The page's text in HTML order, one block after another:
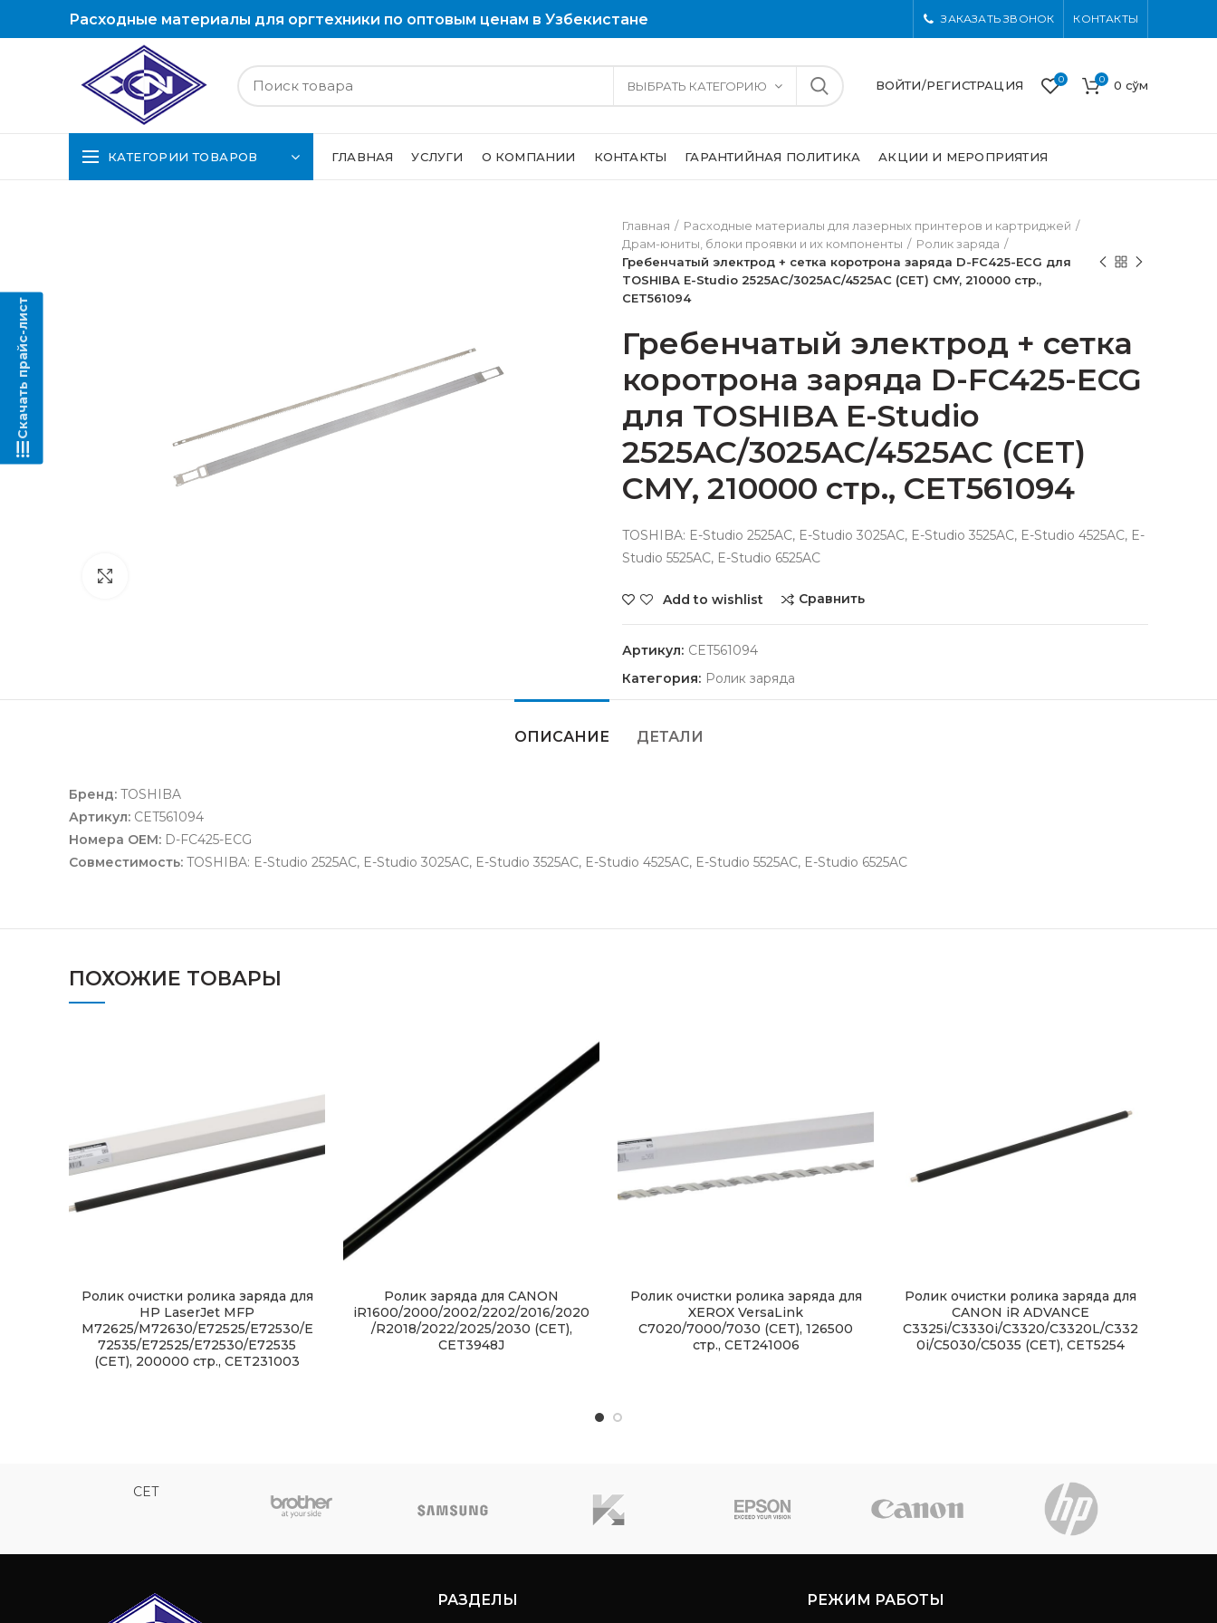
Расходные материалы для оргтехники по оптовым ценам в Узбекистане ЗАКАЗАТЬ ЗВОНОК КОНТАКТЫ
ВЫБРАТЬ КАТЕГОРИЮ ВОЙТИ/РЕГИСТРАЦИЯ 0 0 0 сўм
КАТЕГОРИИ ТОВАРОВ ГЛАВНАЯ УСЛУГИ О КОМПАНИИ КОНТАКТЫ ГАРАНТИЙНАЯ ПОЛИТИКА АКЦИИ И МЕРОПРИЯТИЯ
Главная
Расходные материалы для лазерных принтеров и картриджей
Драм-юниты, блоки проявки и их компоненты
Ролик заряда
Гребенчатый электрод + сетка коротрона заряда D-FC425-ECG для
TOSHIBA E-Studio 2525AC/3025AC/4525AC (CET) CMY, 210000 стр.,
CET561094
Гребенчатый электрод + сетка
коротрона заряда D-FC425-ECG
для TOSHIBA E-Studio
2525AC/3025AC/4525AC (CET)
CMY, 210000 стр., CET561094
TOSHIBA: E-Studio 2525AC, E-Studio 3025AC, E-Studio 3525AC, E-Studio 4525AC, E-
Studio 5525AC, E-Studio 6525AC
Add to wishlist Сравнить
Артикул: CET561094
Категория: Ролик заряда
ОПИСАНИЕ ДЕТАЛИ
Бренд: TOSHIBA
Артикул: CET561094
Номера OEM: D-FC425-ECG
Совместимость: TOSHIBA: E-Studio 2525AC, E-Studio 3025AC, E-Studio 3525AC, E-Studio 4525AC, E-Studio 5525AC, E-Studio 6525AC
ПОХОЖИЕ ТОВАРЫ
Ролик очистки ролика заряда для
HP LaserJet MFP
M72625/M72630/E72525/E72530/E
72535/E72525/E72530/E72535
(CET), 200000 стр., CET231003
Ролик заряда для CANON
iR1600/2000/2002/2202/2016/2020
/R2018/2022/2025/2030 (CET),
CET3948J
Ролик очистки ролика заряда для
XEROX VersaLink
C7020/7000/7030 (CET), 126500
стр., CET241006
Ролик очистки ролика заряда для
CANON iR ADVANCE
C3325i/C3330i/C3320/C3320L/C332
0i/C5030/C5035 (CET), CET5254
CET
РАЗДЕЛЫ РЕЖИМ РАБОТЫ
Скачать прайс-лист